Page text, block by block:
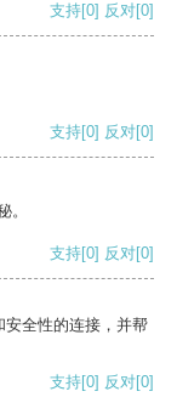
支持[0] 反对[0]
支持[0] 反对[0]
。
支持[0] 反对[0]
全性的连接，并帮
支持[0] 反对[0]